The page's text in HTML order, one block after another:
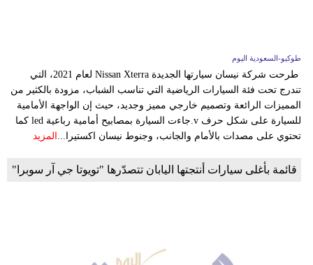
تعليم
علوم
وتكنولوجيا
طوكيو-السعودية اليوم
طرحت شركة نيسان سيارتها الجديدة Nissan Xterra لعام 2021، التي
تندرج تحت فئة السيارات الرياضية التي تناسب الشباب، مزودة بالكثير من
المميزات الرائعة وتصميم خارجي مميز وجديد، حيث إن الواجهة الأمامية
للسيارة على شكل حرف v.جاءت السيارة بمصابيح أمامية رباعية led كما
تحتوي على مصدات بالأمام والجانب، وجنوط نيسان اكستيرا... المزيد
قائمة بأغلى سيارات أنتجتها اليابان تتصدّرها "تويوتا جي آر سوبرا"